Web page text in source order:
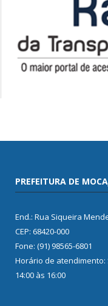
PREFEITURA DE
End.: Rua Siqueira
CEP: 68420-000
Fone: (91) 98565-6801
Horário de atendimento:
14:00 às 16:00